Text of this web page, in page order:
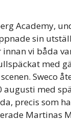
Academy,
sin
vi båda
med
Sweco
augusti med
precis som
Martinas